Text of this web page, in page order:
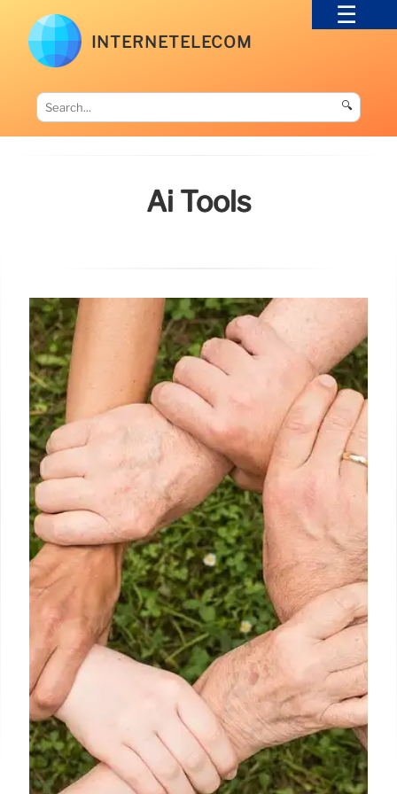
INTERNETELECOM
🔍
Ai Tools